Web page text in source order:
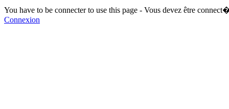
You have to be connecter to use this page - Vous devez être
Connexion